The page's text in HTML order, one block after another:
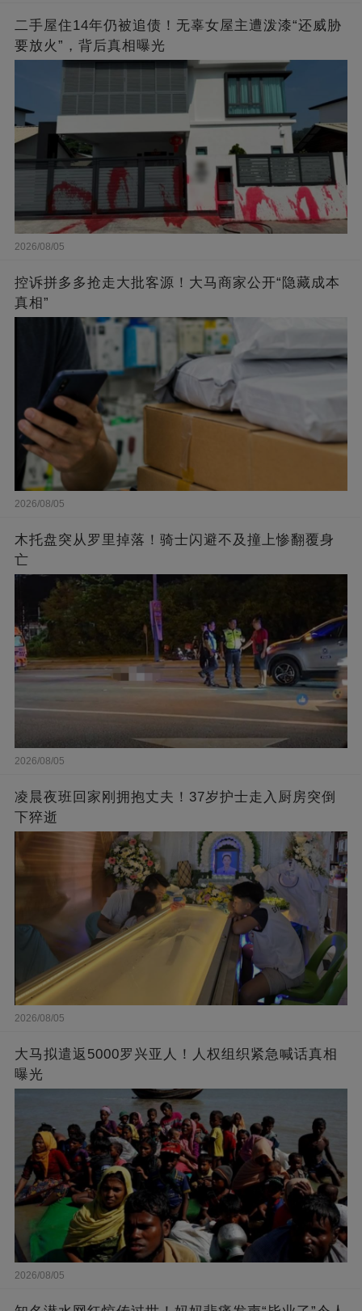
二手屋住14年仍被追债！无辜女屋主遭泼漆“还威胁
要放火”，背后真相曝光
2026/08/05
控诉拼多多抢走大批客源！大马商家公开“隐藏成本
真相”
2026/08/05
木托盘突从罗里掉落！骑士闪避不及撞上惨翻覆身
亡
2026/08/05
凌晨夜班回家刚拥抱丈夫！37岁护士走入厨房突倒
下猝逝
2026/08/05
大马拟遣返5000罗兴亚人！人权组织紧急喊话真相
曝光
2026/08/05